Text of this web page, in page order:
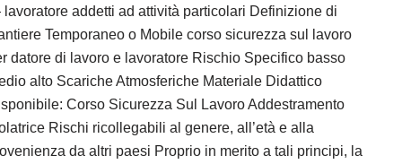
addetti ad attività particolari Definizione di
Temporaneo o Mobile corso sicurezza sul lavoro
datore di lavoro e lavoratore Rischio Specifico basso
alto Scariche Atmosferiche Materiale Didattico
Corso Sicurezza Sul Lavoro Addestramento
Rischi ricollegabili al genere, all’età e alla
da altri paesi Proprio in merito a tali principi, la